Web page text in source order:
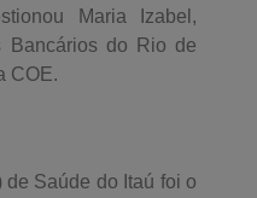
Maria Izabel,
Bancários do Rio de
COE.
de Saúde do Itaú foi o